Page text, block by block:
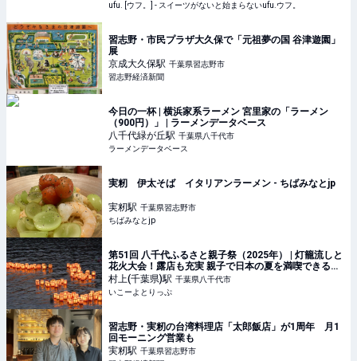
ufu. [ウフ。] - スイーツがないと始まらないufu.ウフ。
習志野・市民プラザ大久保で「元祖夢の国 谷津遊園」
展
京成大久保駅 千葉県習志野市
習志野経済新聞
今日の一杯 | 横浜家系ラーメン 宮里家の「ラーメン
（900円）」 | ラーメンデータベース
八千代緑が丘駅 千葉県八千代市
ラーメンデータベース
実籾 伊太そば イタリアンラーメン - ちばみなとjp
実籾駅 千葉県習志野市
ちばみなとjp
第51回 八千代ふるさと親子祭（2025年） | 灯籠流しと
花火大会！露店も充実 親子で日本の夏を満喫できる祭
り | 千葉県八千代市 | いこーよとりっぷ
村上(千葉県)駅 千葉県八千代市
いこーよとりっぷ
習志野・実籾の台湾料理店「太郎飯店」が1周年 月1
回モーニング営業も
実籾駅 千葉県習志野市